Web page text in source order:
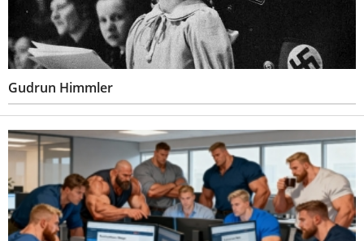
Gudrun Himmler